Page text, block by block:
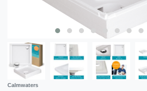
Calmwaters